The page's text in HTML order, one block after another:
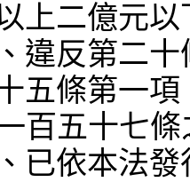
上二億元
違反第二
五條第一
已依本法